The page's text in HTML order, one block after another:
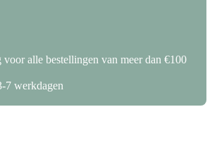
alle bestellingen van meer dan €100
7 werkdagen